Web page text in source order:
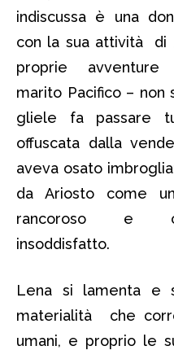
indiscussa è una
con la sua attività di
proprie avventure
marito Pacifico – non
gliele fa passare
offuscata dalla
aveva osato
da Ariosto come
rancoroso e
insoddisfatto.
Lena si lamenta e
materialità che
umani, e proprio le